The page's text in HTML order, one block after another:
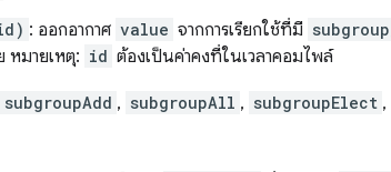
: ออกอากาศ value จากการเรียกใช้ที่มี
หมายเหตุ: id ต้องเป็นค่าคงที่ในเวลาคอมไพล์
subgroupAdd , subgroupAll , subgroupElect ,